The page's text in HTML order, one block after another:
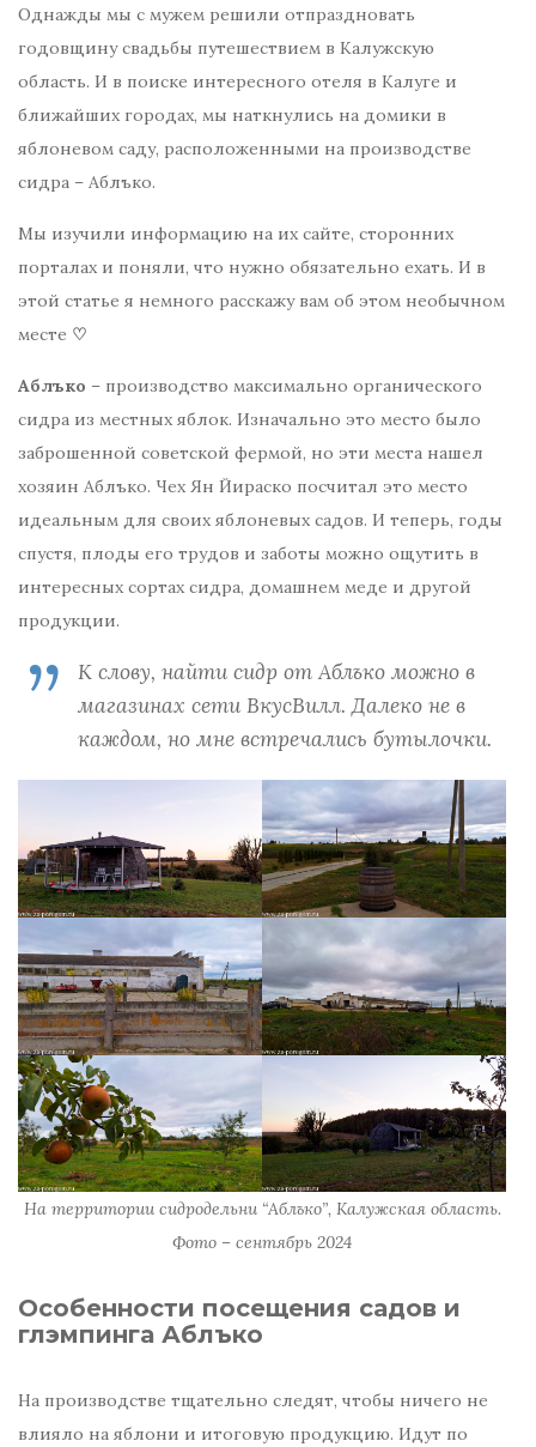
Однажды мы с мужем решили отпраздновать
годовщину свадьбы путешествием в Калужскую
область. И в поиске интересного отеля в Калуге и
ближайших городах, мы наткнулись на домики в
яблоневом саду, расположенными на производстве
сидра – Аблъко.
Мы изучили информацию на их сайте, сторонних
порталах и поняли, что нужно обязательно ехать. И в
этой статье я немного расскажу вам об этом необычном
месте ♡
Аблъко – производство максимально органического
сидра из местных яблок. Изначально это место было
заброшенной советской фермой, но эти места нашел
хозяин Аблъко. Чех Ян Йираско посчитал это место
идеальным для своих яблоневых садов. И теперь, годы
спустя, плоды его трудов и заботы можно ощутить в
интересных сортах сидра, домашнем меде и другой
продукции.
К слову, найти сидр от Аблъко можно в
магазинах сети ВкусВилл.Далеко не в
каждом, но мне встречались бутылочки.
На территории сидродельни “Аблъко”, Калужская область.
Фото – сентябрь 2024
Особенности посещения садов и
глэмпинга Аблъко
На производстве тщательно следят, чтобы ничего не
влияло на яблони и итоговую продукцию. Идут по